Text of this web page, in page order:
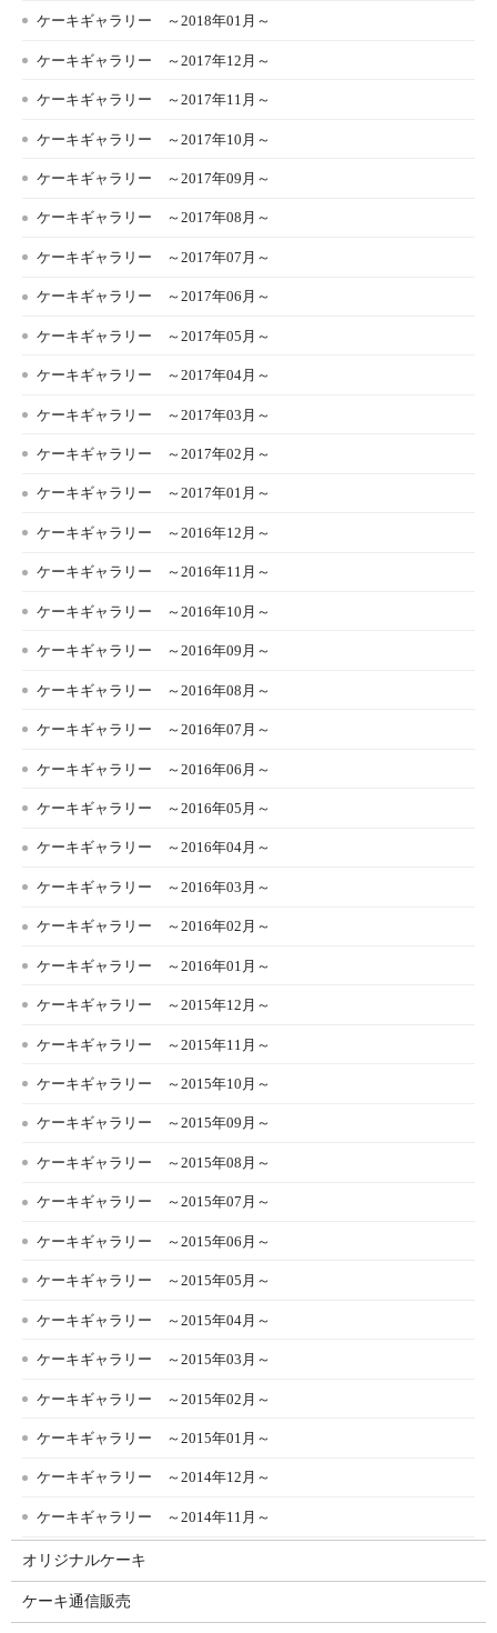
ケーキギャラリー ～2018年01月～
ケーキギャラリー ～2017年12月～
ケーキギャラリー ～2017年11月～
ケーキギャラリー ～2017年10月～
ケーキギャラリー ～2017年09月～
ケーキギャラリー ～2017年08月～
ケーキギャラリー ～2017年07月～
ケーキギャラリー ～2017年06月～
ケーキギャラリー ～2017年05月～
ケーキギャラリー ～2017年04月～
ケーキギャラリー ～2017年03月～
ケーキギャラリー ～2017年02月～
ケーキギャラリー ～2017年01月～
ケーキギャラリー ～2016年12月～
ケーキギャラリー ～2016年11月～
ケーキギャラリー ～2016年10月～
ケーキギャラリー ～2016年09月～
ケーキギャラリー ～2016年08月～
ケーキギャラリー ～2016年07月～
ケーキギャラリー ～2016年06月～
ケーキギャラリー ～2016年05月～
ケーキギャラリー ～2016年04月～
ケーキギャラリー ～2016年03月～
ケーキギャラリー ～2016年02月～
ケーキギャラリー ～2016年01月～
ケーキギャラリー ～2015年12月～
ケーキギャラリー ～2015年11月～
ケーキギャラリー ～2015年10月～
ケーキギャラリー ～2015年09月～
ケーキギャラリー ～2015年08月～
ケーキギャラリー ～2015年07月～
ケーキギャラリー ～2015年06月～
ケーキギャラリー ～2015年05月～
ケーキギャラリー ～2015年04月～
ケーキギャラリー ～2015年03月～
ケーキギャラリー ～2015年02月～
ケーキギャラリー ～2015年01月～
ケーキギャラリー ～2014年12月～
ケーキギャラリー ～2014年11月～
オリジナルケーキ
ケーキ通信販売